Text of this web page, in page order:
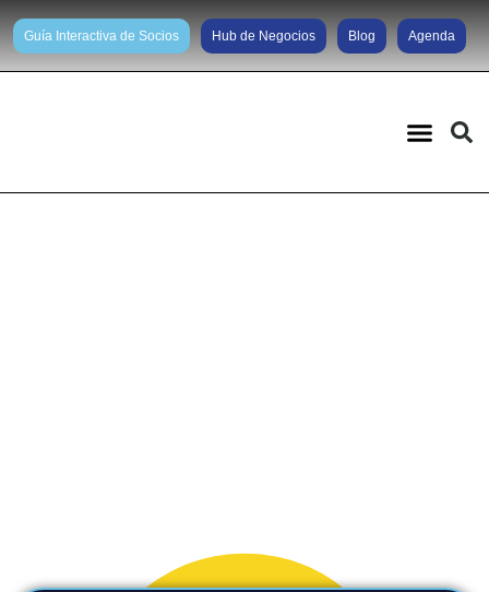
Guía Interactiva de Socios Hub de Negocios Blog Agenda